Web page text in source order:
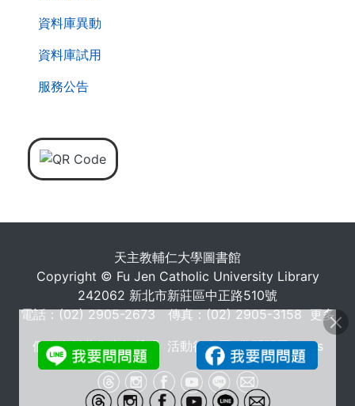
資料庫異動
資料庫試用
服務公告
天主教輔仁大學圖書館
Copyright © Fu Jen Catholic University Library
242062 新北市新莊區中正路510號
電話：(02) 2905-2673 傳真：(02) 2905-3158更多
個人資料蒐集告知聲明 活動行事曆 常問問題 FAQs